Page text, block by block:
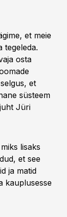
et meie
tegeleda.
osta
et
süsteem
Jüri
lisaks
et see
ja matid
kauplusesse